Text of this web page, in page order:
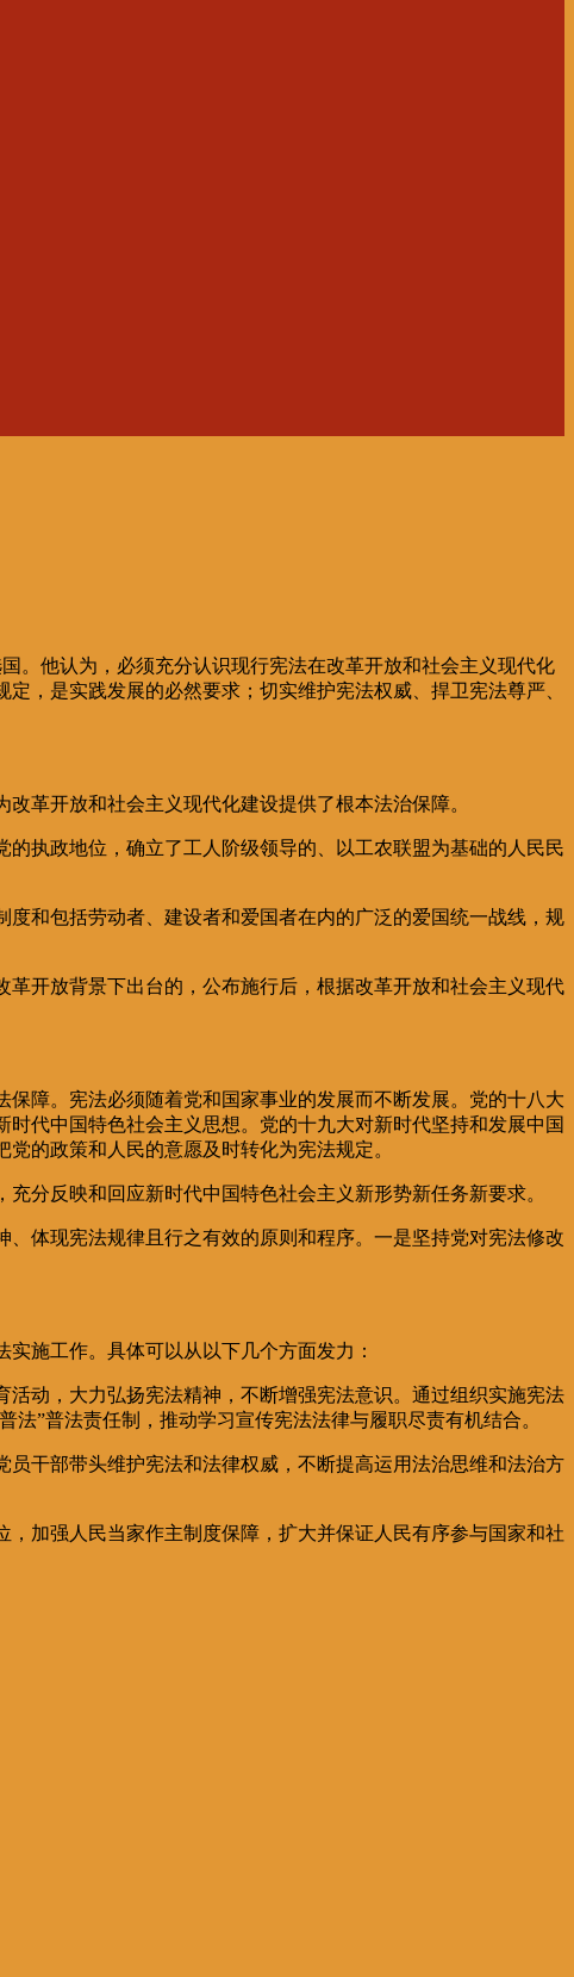
他认为，必须充分认识现行宪法在改革开放和社会主义现代化
，是实践发展的必然要求；切实维护宪法权威、捍卫宪法尊严、
革开放和社会主义现代化建设提供了根本法治保障。
执政地位，确立了工人阶级领导的、以工农联盟为基础的人民民
和包括劳动者、建设者和爱国者在内的广泛的爱国统一战线，规
开放背景下出台的，公布施行后，根据改革开放和社会主义现代
障。宪法必须随着党和国家事业的发展而不断发展。党的十八大
代中国特色社会主义思想。党的十九大对新时代坚持和发展中国
的政策和人民的意愿及时转化为宪法规定。
反映和回应新时代中国特色社会主义新形势新任务新要求。
体现宪法规律且行之有效的原则和程序。一是坚持党对宪法修改
施工作。具体可以从以下几个方面发力：
动，大力弘扬宪法精神，不断增强宪法意识。通过组织实施宪法
”普法责任制，推动学习宣传宪法法律与履职尽责有机结合。
干部带头维护宪法和法律权威，不断提高运用法治思维和法治方
加强人民当家作主制度保障，扩大并保证人民有序参与国家和社